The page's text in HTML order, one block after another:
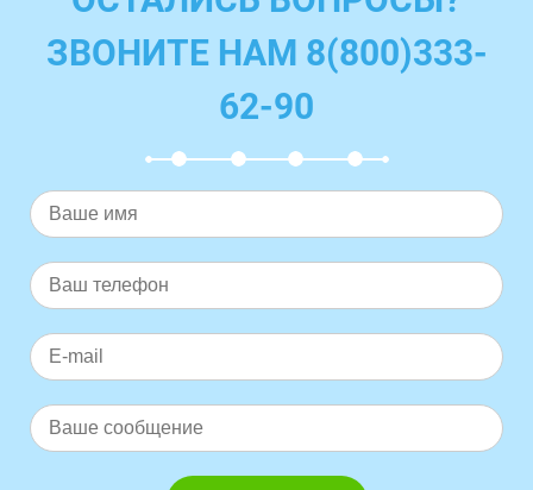
ЗВОНИТЕ НАМ 8(800)333-
62-90